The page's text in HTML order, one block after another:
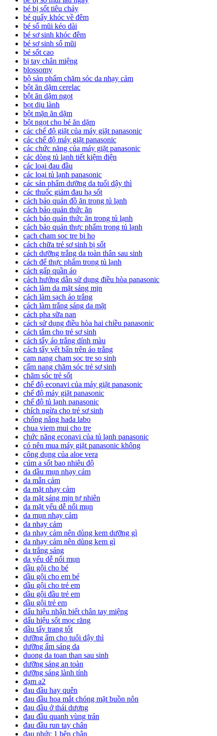
bé bị sốt tiêu chảy
bé quấy khóc về đêm
bé sổ mũi kéo dài
bé sơ sinh khóc đêm
bé sơ sinh sổ mũi
bé sốt cao
bị tay chân miệng
blossomy
bộ sản phẩm chăm sóc da nhạy cảm
bột ăn dặm cerelac
bột ăn dặm ngọt
bọt dịu lành
bột mặn ăn dặm
bột ngọt cho bé ăn dặm
các chế độ giặt của máy giặt panasonic
các chế độ máy giặt panasonic
các chức năng của máy giặt panasonic
các dòng tủ lạnh tiết kiệm điện
các loại đau đầu
các loại tủ lạnh panasonic
các sản phẩm dưỡng da tuổi dậy thì
các thuốc giảm đau hạ sốt
cách bảo quản đồ ăn trong tủ lạnh
cách bảo quản thức ăn
cách bảo quản thức ăn trong tủ lạnh
cách bảo quản thực phẩm trong tủ lạnh
cach cham soc tre bi ho
cách chữa trẻ sơ sinh bị sốt
cách dưỡng trắng da toàn thân sau sinh
cách để thực phẩm trong tủ lạnh
cách gấp quần áo
cách hướng dẫn sử dụng điều hòa panasonic
cách làm da mặt sáng mịn
cách làm sạch áo trắng
cách làm trắng sáng da mặt
cách pha sữa nan
cách sử dụng điều hòa hai chiều panasonic
cách tắm cho trẻ sơ sinh
cách tẩy áo trắng dính màu
cách tẩy vết bẩn trên áo trắng
cam nang cham soc tre so sinh
cẩm nang chăm sóc trẻ sơ sinh
chăm sóc trẻ sốt
chế độ econavi của máy giặt panasonic
chế độ máy giặt panasonic
chế độ tủ lạnh panasonic
chích ngừa cho trẻ sơ sinh
chống nắng hada labo
chua viem mui cho tre
chức năng econavi của tủ lạnh panasonic
có nên mua máy giặt panasonic không
công dụng của aloe vera
cúm a sốt bao nhiêu độ
da dầu mụn nhạy cảm
da mẫn cảm
da mặt nhạy cảm
da mặt sáng mịn tự nhiên
da mặt yếu dễ nổi mụn
da mụn nhạy cảm
da nhạy cảm
da nhạy cảm nên dùng kem dưỡng gì
da nhạy cảm nên dùng kem gì
da trắng sáng
da yếu dễ nổi mụn
dầu gội cho bé
dầu gội cho em bé
dầu gội cho trẻ em
dầu gội đầu trẻ em
dầu gội trẻ em
dấu hiệu nhận biết chân tay miệng
dấu hiệu sốt mọc răng
dầu tẩy trang tốt
dưỡng ẩm cho tuổi dậy thì
dưỡng ẩm sáng da
duong da toan than sau sinh
dưỡng sáng an toàn
dưỡng sáng lành tính
đạm a2
đau đầu hay quên
đau đầu hoa mắt chóng mặt buồn nôn
đau đầu ở thái dương
đau đầu quanh vùng trán
đau đầu run tay chân
đau nhức 1 bên chân